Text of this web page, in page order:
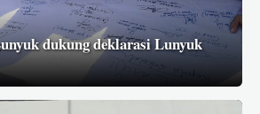
dukung deklarasi Lunyuk